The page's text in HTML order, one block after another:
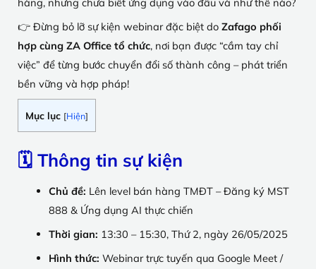
👉 Đừng bỏ lỡ sự kiện webinar đặc biệt do Zafago phối
hợp cùng ZA Office tổ chức, nơi bạn được “cầm tay chỉ
việc” để từng bước chuyển đổi số thành công – phát triển
bền vững và hợp pháp!
Mục lục [Hiện]
🗓 Thông tin sự kiện
Chủ đề: Lên level bán hàng TMĐT – Đăng ký MST
888 & Ứng dụng AI thực chiến
Thời gian: 13:30 – 15:30, Thứ 2, ngày 26/05/2025
Hình thức: Webinar trực tuyến qua Google Meet /